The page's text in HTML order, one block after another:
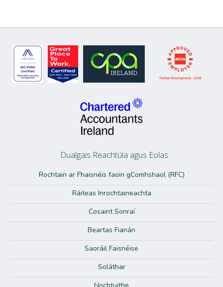
Dualgais Reachtúla agus Eolas
Rochtain ar Fhaisnéis faoin gComhshaol (RFC)
Ráiteas Inrochtaineachta
Cosaint Sonraí
Beartas Fianán
Saoráil Faisnéise
Soláthar